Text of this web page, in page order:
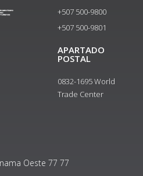
+507 500-9800
+507 500-9801​
APARTADO
POSTAL
0832-1695 World
Trade Center
Oeste 77 77